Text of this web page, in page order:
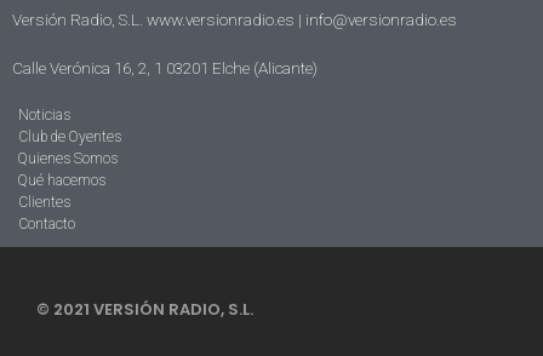
Versión Radio, S.L. www.versionradio.es | info@versionradio.es
Calle Verónica 16, 2, 1 03201 Elche (Alicante)
Noticias
Club de Oyentes
Quienes Somos
Qué hacemos
Clientes
Contacto
© 2021 VERSIÓN RADIO, S.L.